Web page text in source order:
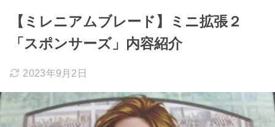
【ミレニアムブレード】ミニ拡張２
「スポンサーズ」内容紹介
2023年9月2日